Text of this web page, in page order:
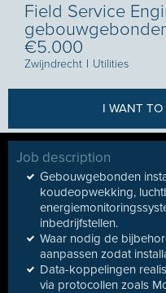
Field Service
€5.000
Zwijndrecht I Utilities
I WANT TO
Job description
Gebouwgebonden
koudeopwekking,
inbedrijfstellen.
Waar nodig de
aanpassen zodat
Data-koppelingen
via protocollen zoals